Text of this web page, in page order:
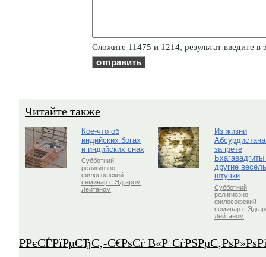
Cлoжитe 11475 и 1214, результат введите в
Читайте также
Кое-что об
индийских богах
и индийских снах
Субботний
религиозно-
философский
семинар с Эдгаром
Лейтаном
Из жизни
запрете
Бхагавадгиты
другие
штучки
Субботний
религиозно-
философский
семинар с
Лейтаном
Р­РєСЃРїРµСЂС‚-С€РѕСѓ В«Р